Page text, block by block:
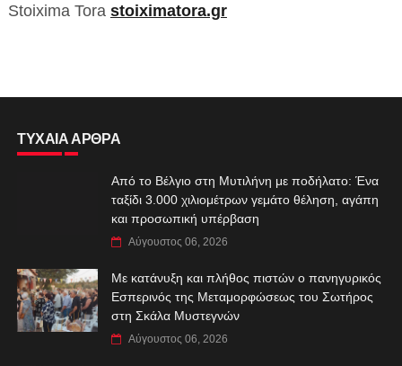
Stoixima Tora stoiximatora.gr
ΤΥΧΑΙΑ ΑΡΘΡΑ
Από το Βέλγιο στη Μυτιλήνη με ποδήλατο: Ένα
ταξίδι 3.000 χιλιομέτρων γεμάτο θέληση, αγάπη
και προσωπική υπέρβαση
Αύγουστος 06, 2026
Με κατάνυξη και πλήθος πιστών ο πανηγυρικός
Εσπερινός της Μεταμορφώσεως του Σωτήρος
στη Σκάλα Μυστεγνών
Αύγουστος 06, 2026